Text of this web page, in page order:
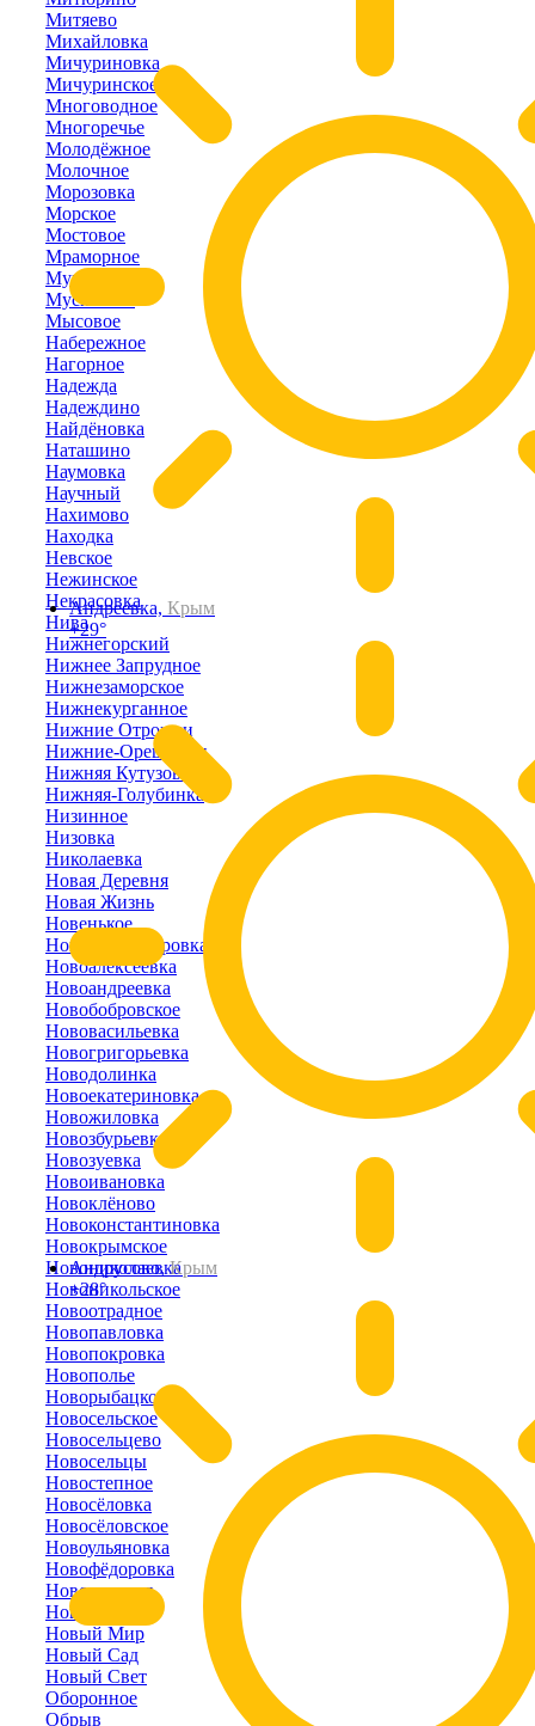
Андреевка, Крым
+29°
Андрусово,Крым
+28°
Митяево
Михайловка
Мичуриновка
Мичуринское
Многоводное
Многоречье
Молодёжное
Молочное
Морозовка
Морское
Мостовое
Мраморное
Муромское
Мускатное
Мысовое
Набережное
Нагорное
Надежда
Надеждино
Найдёновка
Наташино
Наумовка
Научный
Нахимово
Находка
Невское
Нежинское
Некрасовка
Нива
Нижнегорский
Нижнее Запрудное
Нижнезаморское
Нижнекурганное
Нижние Отрожки
Нижние-Орешники
Нижняя Кутузовка
Нижняя-Голубинка
Низинное
Низовка
Николаевка
Новая Деревня
Новая Жизнь
Новенькое
Новоалександровка
Новоалексеевка
Новоандреевка
Новобобровское
Нововасильевка
Новогригорьевка
Новодолинка
Новоекатериновка
Новожиловка
Новозбурьевка
Новозуевка
Новоивановка
Новоклёново
Новоконстантиновка
Новокрымское
Новониколаевка
Новоникольское
Новоотрадное
Новопавловка
Новопокровка
Новополье
Новорыбацкое
Новосельское
Новосельцево
Новосельцы
Новостепное
Новосёловка
Новосёловское
Новоульяновка
Новофёдоровка
Новоэстония
Новый Кояш
Новый Мир
Новый Сад
Новый Свет
Оборонное
Обрыв